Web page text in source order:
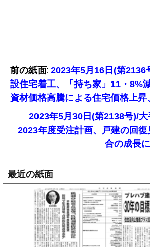
前の紙面: 2023年5月16日(第2136
設住宅着工、「持ち家」11・8%
資材価格高騰による住宅価格上昇
2023年5月30日(第2138号)/
2023年度受注計画、戸建の回
合の成長
最近の紙面